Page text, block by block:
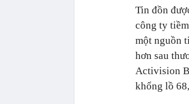
Tin đồn
công ty
một nguồn
hơn sau
Activision
khổng lồ